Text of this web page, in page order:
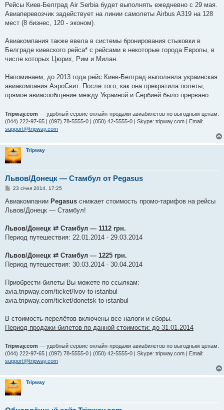
Рейсы Киев-Белград Air Serbia будет выполнять ежедневно с 29 мая.
Авиаперевозчик задействует на линии самолеты Airbus A319 на 128
мест (8 бизнес, 120 - эконом).
Авиакомпания также ввела в системы бронирования стыковки в
Белграде киевского рейса* с рейсами в некоторые города Европы, в
числе которых Цюрих, Рим и Милан.
Напоминаем, до 2013 года рейс Киев-Белград выполняла украинская
авиакомпания АэроСвит. После того, как она прекратила полеты,
прямое авиасообщение между Украиной и Сербией было прервано.
Tripway.com — удобный сервис онлайн-продажи авиабилетов по выгодным ценам.
(044) 222-97-65 | (097) 78-5555-0 | (050) 42-5555-0 | Skype: tripway.com | Email:
support@tripway.com
Tripway
Львов/Донецк — Стамбул от Pegasus
П
в
д
л
е
н
я
23 січня 2014, 17:25
Авиакомпании Pegasus снижает стоимость промо-тарифов на рейсы
Львов/Донецк — Стамбул!
Львов/Донецк ⇄ Стамбул — 1112 грн.
Период путешествия: 22.01.2014 - 29.03.2014
Львов/Донецк ⇄ Стамбул — 1225 грн.
Период путешествия: 30.03.2014 - 30.04.2014
Приобрести билеты Вы можете по ссылкам:
avia.tripway.com/ticket/lvov-to-istanbul
avia.tripway.com/ticket/donetsk-to-istanbul
В стоимость перелётов включены все налоги и сборы.
Период продажи билетов по данной стоимости: до 31.01.2014
Tripway.com — удобный сервис онлайн-продажи авиабилетов по выгодным ценам.
(044) 222-97-65 | (097) 78-5555-0 | (050) 42-5555-0 | Skype: tripway.com | Email:
support@tripway.com
Tripway